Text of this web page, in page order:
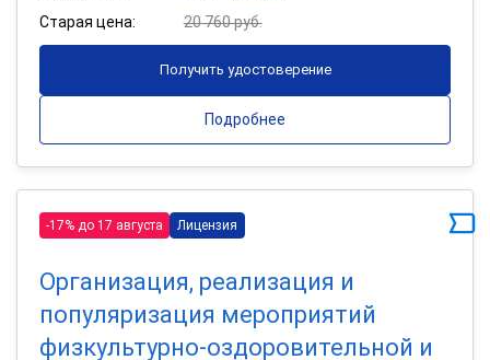
Старая цена:
20 760 руб.
Получить удостоверение
Подробнее
-17% до 17 августа Лицензия
Организация, реализация и
популяризация мероприятий
физкультурно-оздоровительной и